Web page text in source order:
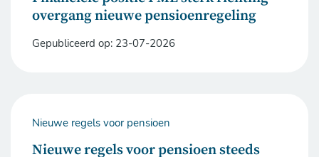
overgang nieuwe pensioenregeling
Gepubliceerd op: 23-07-2026
Nieuwe regels voor pensioen steeds
Nieuwe regels voor pensioen